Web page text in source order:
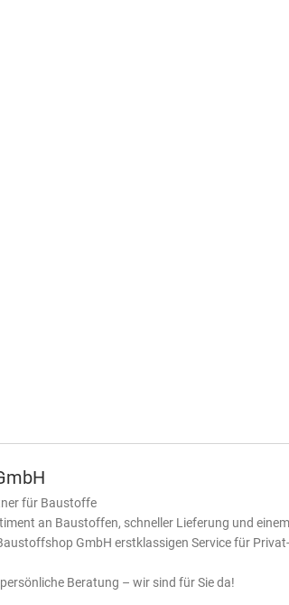
für Baustoffe
an Baustoffen, schneller Lieferung und
GmbH erstklassigen Service für
Beratung – wir sind für Sie da!